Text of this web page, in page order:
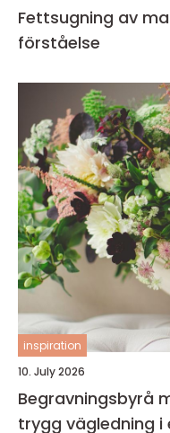
Fettsugning av
förståelse
inspiration
10. July 2026
Begravningsbyrå mölndal stöd,
trygg vägledning i